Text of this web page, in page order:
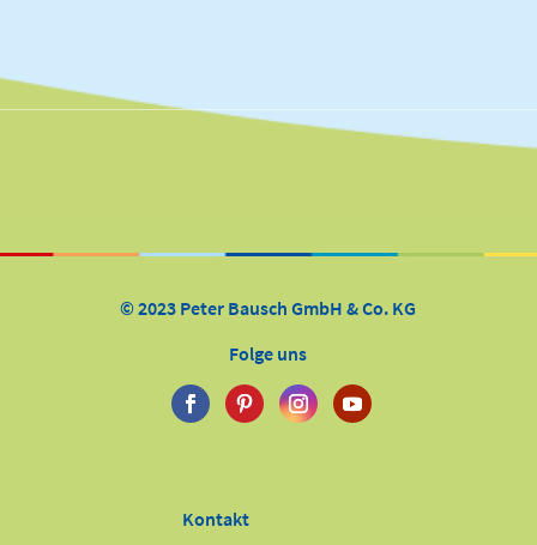
© 2023 Peter Bausch GmbH & Co. KG
Folge uns
Kontakt